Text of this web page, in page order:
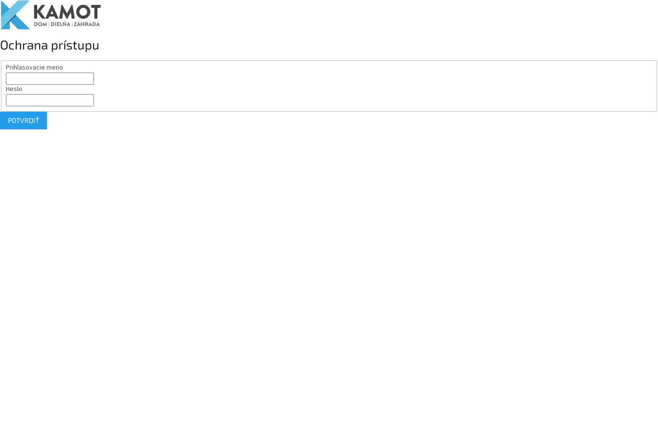
Ochrana prístupu
Prihlasovacie meno
Heslo
POTVRDIŤ